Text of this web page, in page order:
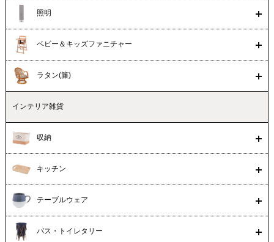
照明
ベビー＆キッズファニチャー
ラタン(籐)
インテリア雑貨
収納
キッチン
テーブルウェア
バス・トイレタリー